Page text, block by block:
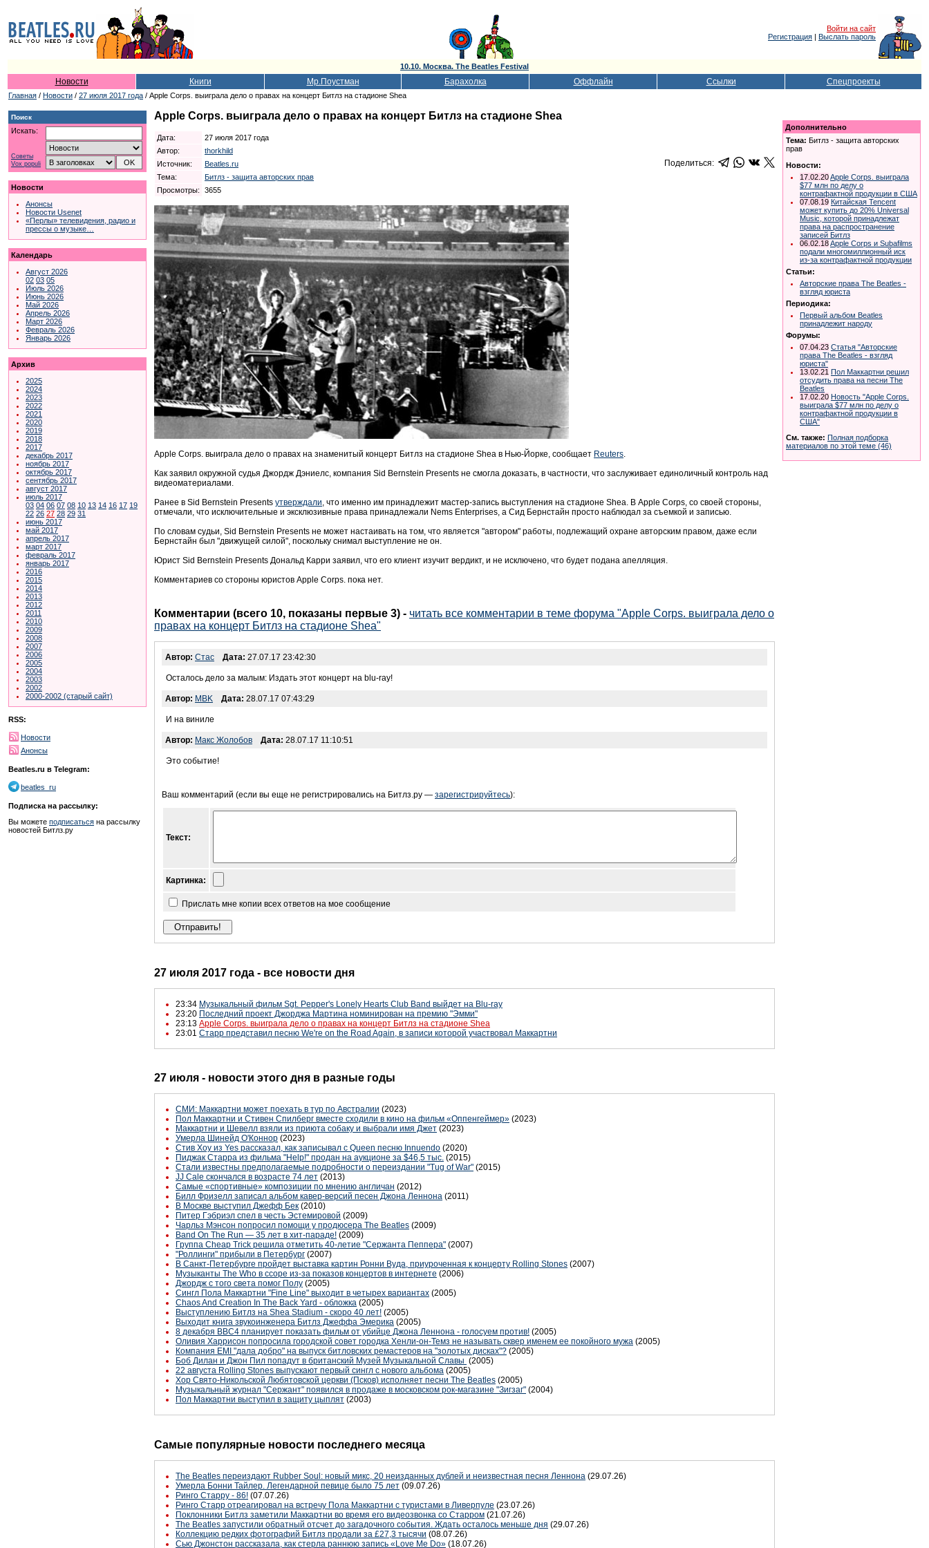
Войти на сайт
Регистрация | Выслать пароль
10.10. Москва. The Beatles Festival
Новости Книги Мр.Поустман Барахолка Оффлайн Ссылки Спецпроекты
Главная / Новости / 27 июля 2017 года / Apple Corps. выиграла дело о правах на концерт Битлз на стадионе Shea
Поиск
Искать:
Советы
Vox populi
Новости
Анонсы
Новости Usenet
«Перлы» телевидения, радио и
прессы о музыке…
Календарь
Август 2026
02 03 05
Июль 2026
Июнь 2026
Май 2026
Апрель 2026
Март 2026
Февраль 2026
Январь 2026
Архив
2025
2024
2023
2022
2021
2020
2019
2018
2017
декабрь 2017
ноябрь 2017
октябрь 2017
сентябрь 2017
август 2017
июль 2017
03 04 06 07 08 10 13 14 16 17 19
22 26 27 28 29 31
июнь 2017
май 2017
апрель 2017
март 2017
февраль 2017
январь 2017
2016
2015
2014
2013
2012
2011
2010
2009
2008
2007
2006
2005
2004
2003
2002
2000-2002 (старый сайт)
RSS:
Новости
Анонсы
Beatles.ru в Telegram:
beatles_ru
Подписка на рассылку:
Вы можете подписаться на рассылку
новостей Битлз.ру
Apple Corps. выиграла дело о правах на концерт Битлз на стадионе Shea
Дата:
27 июля 2017 года
Автор:
thorkhild
Источник:
Beatles.ru
Тема:
Битлз - защита авторских прав
Просмотры:
3655
Поделиться:
Apple Corps. выиграла дело о правах на знаменитый концерт Битлз на стадионе Shea в Нью-Йорке, сообщает Reuters
Как заявил окружной судья Джордж Дэниелс, компания Sid Bernstein Presents не смогла доказать, в частности, что заслуживает единоличный контроль над
видеоматериалами.
Ранее в Sid Bernstein Presents утверждали , что именно им принадлежит мастер-запись выступления на стадионе Shea. В Apple Corps, со своей стороны,
отмечали, что исключительные и эксклюзивные права принадлежали Nems Enterprises, а Сид Бернстайн просто наблюдал за съемкой и записью.
По словам судьи, Sid Bernstein Presents не может настаивать на том, что является "автором" работы, подлежащий охране авторским правом, даже если
Бернстайн был "движущей силой", поскольку снимал выступление не он.
Юрист Sid Bernstein Presents Дональд Карри заявил, что его клиент изучит вердикт, и не исключено, что будет подана апелляция.
Комментариев со стороны юристов Apple Corps. пока нет.
Комментарии (всего 10, показаны первые 3) - читать все комментарии в теме форума "Apple Corps. выиграла дело о
правах на концерт Битлз на стадионе Shea"
Автор: Стас Дата: 27.07.17 23:42:30
Осталось дело за малым: Издать этот концерт на blu-ray!
Автор: MBK Дата: 28.07.17 07:43:29
И на виниле
Автор: Макс Жолобов Дата: 28.07.17 11:10:51
Это событие!
Ваш комментарий (если вы еще не регистрировались на Битлз.ру — зарегистрируйтесь):
Текст:
Картинка:
Прислать мне копии всех ответов на мое сообщение
27 июля 2017 года - все новости дня
23:34 Музыкальный фильм Sgt. Pepper's Lonely Hearts Club Band выйдет на Blu-ray
23:20 Последний проект Джорджа Мартина номинирован на премию "Эмми"
23:13 Apple Corps. выиграла дело о правах на концерт Битлз на стадионе Shea
23:01 Старр представил песню We're on the Road Again, в записи которой участвовал Маккартни
27 июля - новости этого дня в разные годы
СМИ: Маккартни может поехать в тур по Австралии (2023)
Пол Маккартни и Стивен Спилберг вместе сходили в кино на фильм «Оппенгеймер» (2023)
Маккартни и Шевелл взяли из приюта собаку и выбрали имя Джет (2023)
Умерла Шинейд О'Коннор (2023)
Стив Хоу из Yes рассказал, как записывал с Queen песню Innuendo (2020)
Пиджак Старра из фильма "Help!" продан на аукционе за $46,5 тыс. (2015)
Стали известны предполагаемые подробности о переиздании "Tug of War" (2015)
JJ Cale скончался в возрасте 74 лет (2013)
Самые «спортивные» композиции по мнению англичан (2012)
Билл Фризелл записал альбом кавер-версий песен Джона Леннона (2011)
В Москве выступил Джефф Бек (2010)
Питер Гэбриэл спел в честь Эстемировой (2009)
Чарльз Мэнсон попросил помощи у продюсера The Beatles (2009)
Band On The Run — 35 лет в хит-параде! (2009)
Группа Cheap Trick решила отметить 40-летие "Сержанта Пеппера" (2007)
"Роллинги" прибыли в Петербург (2007)
В Санкт-Петербурге пройдет выставка картин Ронни Вуда, приуроченная к концерту Rolling Stones (2007)
Музыканты The Who в ссоре из-за показов концертов в интернете (2006)
Джордж с того света помог Полу (2005)
Cингл Пола Маккартни "Fine Line" выходит в четырех вариантах (2005)
Chaos And Creation In The Back Yard - обложка (2005)
Выступлению Битлз на Shea Stadium - скоро 40 лет! (2005)
Выходит книга звукоинженера Битлз Джеффа Эмерика (2005)
8 декабря BBC4 планирует показать фильм от убийце Джона Леннона - голосуем против! (2005)
Оливия Харрисон попросила городской совет городка Хенли-он-Темз не называть сквер именем ее покойного мужа (2005)
Компания EMI "дала добро" на выпуск битловских ремастеров на "золотых дисках"? (2005)
Боб Дилан и Джон Пил попадут в британский Музей Музыкальной Славы (2005)
22 августа Rolling Stones выпускают первый сингл с нового альбома (2005)
Хор Свято-Никольской Любятовской церкви (Псков) исполняет песни The Beatles (2005)
Музыкальный журнал "Сержант" появился в продаже в московском рок-магазине "Зигзаг" (2004)
Пол Маккартни выступил в защиту цыплят (2003)
Самые популярные новости последнего месяца
The Beatles переиздают Rubber Soul: новый микс, 20 неизданных дублей и неизвестная песня Леннона (29.07.26)
Умерла Бонни Тайлер. Легендарной певице было 75 лет (09.07.26)
Ринго Старру - 86! (07.07.26)
Ринго Старр отреагировал на встречу Пола Маккартни с туристами в Ливерпуле (23.07.26)
Поклонники Битлз заметили Маккартни во время его видеозвонка со Старром (21.07.26)
The Beatles запустили обратный отсчет до загадочного события. Ждать осталось меньше дня (29.07.26)
Коллекцию редких фотографий Битлз продали за £27,3 тысячи (08.07.26)
Сью Джонстон рассказала, как стерла раннюю запись «Love Me Do» (18.07.26)
Дополнительно
Тема: Битлз - защита авторских
прав
Новости:
17.02.20Apple Corps. выиграла
$77 млн по делу о
контрафактной продукции в США
07.08.19 Китайская Tencent
может купить до 20% Universal
Music, которой принадлежат
права на распространение
записей Битлз
06.02.18Apple Corps и Subafilms
подали многомиллионный иск
из-за контрафактной продукции
Статьи:
Авторские права The Beatles -
взгляд юриста
Периодика:
Первый альбом Beatles
принадлежит народу
Форумы:
07.04.23 Статья "Авторские
права The Beatles - взгляд
юриста"
13.02.21 Пол Маккартни решил
отсудить права на песни The
Beatles
17.02.20 Новость "Apple Corps.
выиграла $77 млн по делу о
контрафактной продукции в
США"
См. также: Полная подборка
материалов по этой теме (46)